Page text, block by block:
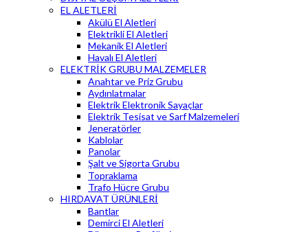
EL ALETLERİ
Akülü El Aletleri
Elektrikli El Aletleri
Mekanik El Aletleri
Havalı El Aletleri
ELEKTRİK GRUBU MALZEMELER
Anahtar ve Priz Grubu
Aydınlatmalar
Elektrik Elektronik Sayaçlar
Elektrik Tesisat ve Sarf Malzemeleri
Jeneratörler
Kablolar
Panolar
Şalt ve Sigorta Grubu
Topraklama
Trafo Hücre Grubu
HIRDAVAT ÜRÜNLERİ
Bantlar
Demirci El Aletleri